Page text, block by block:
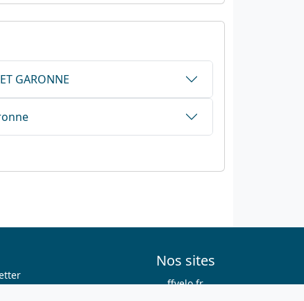
GARONNE
Nos sites
ffvelo.fr